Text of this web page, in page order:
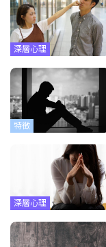
深層心理
特徴
深層心理